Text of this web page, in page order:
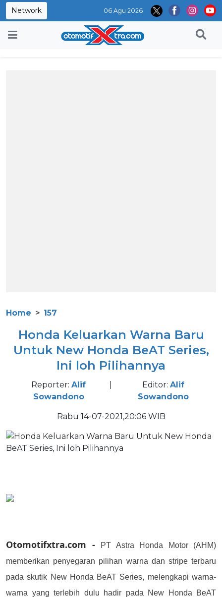
Network 06 Agu 2026
Home 157
Honda Keluarkan Warna Baru
Untuk New Honda BeAT Series,
Ini loh Pilihannya
Reporter: Alif
Sowandono
Editor:Alif
Sowandono
Rabu 14-07-2021,20:06 WIB
Otomotifxtra.com -
PT Astra Honda Motor (AHM)
memberikan penyegaran pilihan warna dan stripe terbaru
pada skutik New Honda BeAT Series, melengkapi warna-
warna yang terlebih dulu hadir pada New Honda BeAT